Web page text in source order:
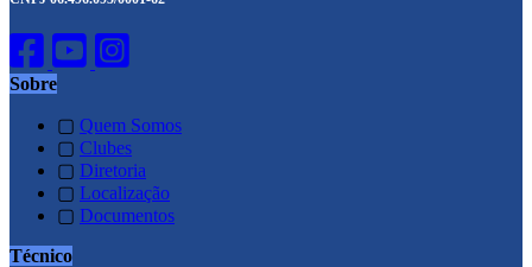
Sobre
▢ Quem Somos
▢ Clubes
▢ Diretoria
▢ Localização
▢ Documentos
Técnico